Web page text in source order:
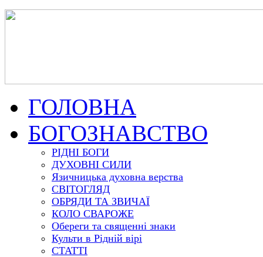
ГОЛОВНА
БОГОЗНАВСТВО
РІДНІ БОГИ
ДУХОВНІ СИЛИ
Язичницька духовна верства
СВІТОГЛЯД
ОБРЯДИ ТА ЗВИЧАЇ
КОЛО СВАРОЖЕ
Обереги та священні знаки
Культи в Рідній вірі
СТАТТІ